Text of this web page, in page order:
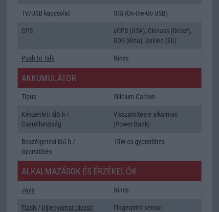
TV/USB kapcsolat OtG (On-the-Go USB)
GPS
aGPS (USA), Glonass (Orosz),
BDS (Kína), Galileo (EU)
Push to Talk Nincs
AKKUMULÁTOR
Típus Silicium-Carbon
Készenléti idő h /
Cserélhetőség
Visszatöltésre alkalmas
(Power Bank)
Beszélgetési idő h /
Gyorstöltés
15W-os gyorstöltés
ALKALMAZÁSOK ÉS ÉRZÉKELŐK
Java Nincs
Flash / Ujjlenyomat olvasó Fingerprint sensor